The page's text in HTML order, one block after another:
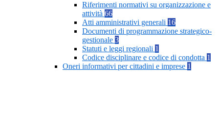
Riferimenti normativi su organizzazione e
attività 66
Atti amministrativi generali 16
Documenti di programmazione strategico-
gestionale 3
Statuti e leggi regionali 1
Codice disciplinare e codice di condotta 1
Oneri informativi per cittadini e imprese 1